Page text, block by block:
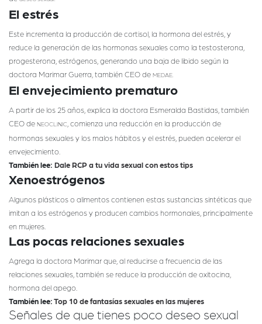
El estrés
Este incrementa la producción de cortisol, la hormona del estrés, y
reduce la generación de las hormonas sexuales como la testosterona,
progesterona, estrógenos, generando una baja de libido según la
doctora Marimar Guerra, también CEO de MEDAE.
El envejecimiento prematuro
A partir de los 25 años, explica la doctora Esmeralda Bastidas, también
CEO de NEOCLINIC , comienza una reducción en la producción de
hormonas sexuales y los malos hábitos y el estrés, pueden acelerar el
envejecimiento.
También lee: Dale RCP a tu vida sexual con estos tips
Xenoestrógenos
Algunos plásticos o alimentos contienen estas sustancias sintéticas que
imitan a los estrógenos y producen cambios hormonales, principalmente
en mujeres.
Las pocas relaciones sexuales
Agrega la doctora Marimar que, al reducirse a frecuencia de las
relaciones sexuales, también se reduce la producción de oxitocina,
hormona del apego.
También lee: Top 10 de fantasías sexuales en las mujeres
Señales de que tienes poco deseo sexual